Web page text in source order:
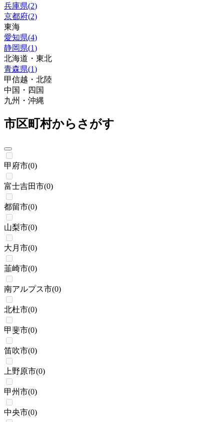
兵庫県(2)
京都府(2)
東海
愛知県(4)
静岡県(1)
北海道・東北
青森県(1)
甲信越・北陸
中国・四国
九州・沖縄
市区町村からさがす
甲府市(0)
富士吉田市(0)
都留市(0)
山梨市(0)
大月市(0)
韮崎市(0)
南アルプス市(0)
北杜市(0)
甲斐市(0)
笛吹市(0)
上野原市(0)
甲州市(0)
中央市(0)